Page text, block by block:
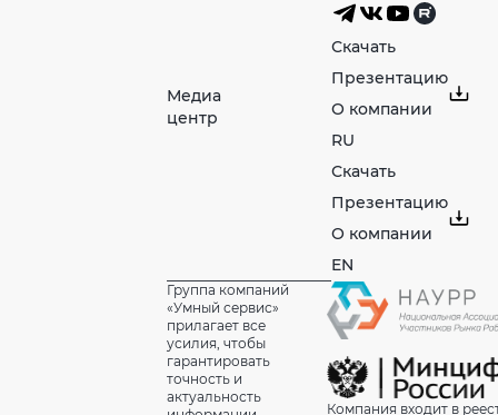
Медиа
центр
Скачать
Презентацию
О компании
RU
Скачать
Презентацию
О компании
EN
Группа компаний
«Умный сервис»
прилагает все
усилия, чтобы
гарантировать
точность и
актуальность
Компания входит в